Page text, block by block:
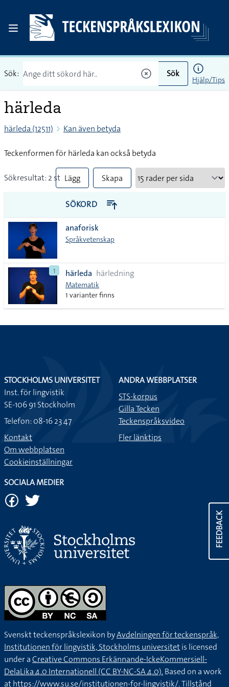
Sök: Sök
Hjälp/Tips
härleda
härleda (12511) Kan även betyda
Teckenformen för härleda kan också betyda
Sökresultat: 2 st Lägg
till
alla i
lista
Skapa
PDF
SÖKORD
anaforisk
Språkvetenskap
1 härleda härledning
Matematik
1 varianter finns
FEEDBACK
STOCKHOLMS UNIVERSITET
Inst. för lingvistik
SE-106 91 Stockholm
Telefon: 08-16 23 47
Kontakt
Om webbplatsen
Cookieinställningar
ANDRA WEBBPLATSER
STS-korpus
Gilla Tecken
Teckenspråksvideo
Fler länktips
SOCIALA MEDIER
Svenskt teckenspråkslexikon byAvdelningen för teckenspråk,
Institutionen för lingvistik, Stockholms universitetis licensed
under aCreative Commons Erkännande-IckeKommersiell-
DelaLika 4.0 Internationell (CC BY-NC-SA 4.0).Based on a work
athttps://www.su.se/institutionen-for-lingvistik/. Tillstånd